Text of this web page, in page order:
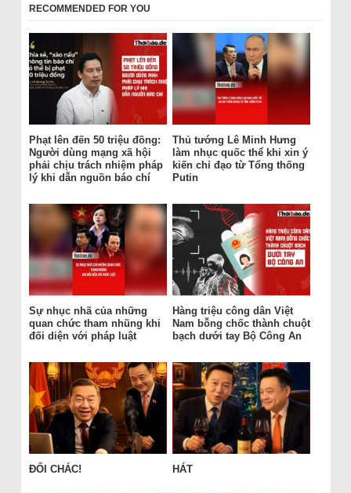
RECOMMENDED FOR YOU
Phạt lên đến 50 triệu đồng:
Người dùng mạng xã hội
phải chịu trách nhiệm pháp
lý khi dẫn nguồn báo chí
Thủ tướng Lê Minh Hưng
làm nhục quốc thể khi xin ý
kiến chỉ đạo từ Tổng thống
Putin
Sự nhục nhã của những
quan chức tham nhũng khi
đối diện với pháp luật
Hàng triệu công dân Việt
Nam bỗng chốc thành chuột
bạch dưới tay Bộ Công An
ĐỔI CHÁC! HÁT